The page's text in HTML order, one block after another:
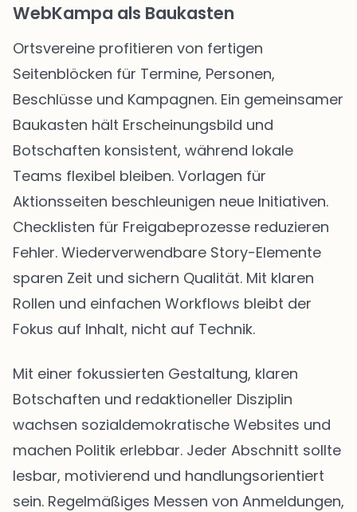
WebKampa als Baukasten
Ortsvereine profitieren von fertigen
Seitenblöcken für Termine, Personen,
Beschlüsse und Kampagnen. Ein gemeinsamer
Baukasten hält Erscheinungsbild und
Botschaften konsistent, während lokale
Teams flexibel bleiben. Vorlagen für
Aktionsseiten beschleunigen neue Initiativen.
Checklisten für Freigabeprozesse reduzieren
Fehler. Wiederverwendbare Story-Elemente
sparen Zeit und sichern Qualität. Mit klaren
Rollen und einfachen Workflows bleibt der
Fokus auf Inhalt, nicht auf Technik.
Mit einer fokussierten Gestaltung, klaren
Botschaften und redaktioneller Disziplin
wachsen sozialdemokratische Websites und
machen Politik erlebbar. Jeder Abschnitt sollte
lesbar, motivierend und handlungsorientiert
sein. Regelmäßiges Messen von Anmeldungen,